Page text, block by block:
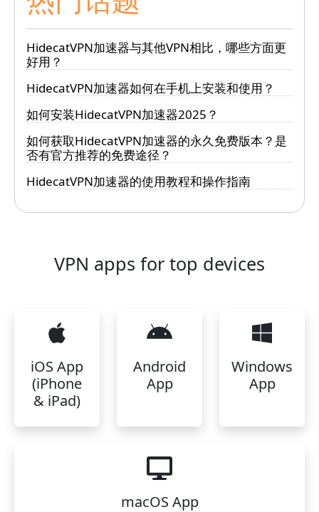
VPN apps for top devices
iOS App
(iPhone
& iPad)
Android
App
Windows
App
macOS App
HidecatVPN加速器与其他VPN相比，哪些方面更
好用？
HidecatVPN加速器如何在手机上安装和使用？
如何安装HidecatVPN加速器2025？
如何获取HidecatVPN加速器的永久免费版本？是
否有官方推荐的免费途径？
HidecatVPN加速器的使用教程和操作指南